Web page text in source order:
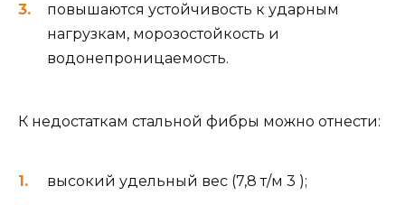
повышаются устойчивость к ударным
нагрузкам, морозостойкость и
водонепроницаемость.
К недостаткам стальной фибры можно отнести:
высокий удельный вес (7,8 т/м 3 );